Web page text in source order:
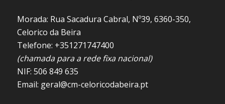
Morada: Rua Sacadura Cabral, Nº39, 6360-350,
Celorico da Beira
Telefone: +351271747400
(chamada para a rede fixa nacional)
NIF: 506 849 635
Email: geral@cm-celoricodabeira.pt